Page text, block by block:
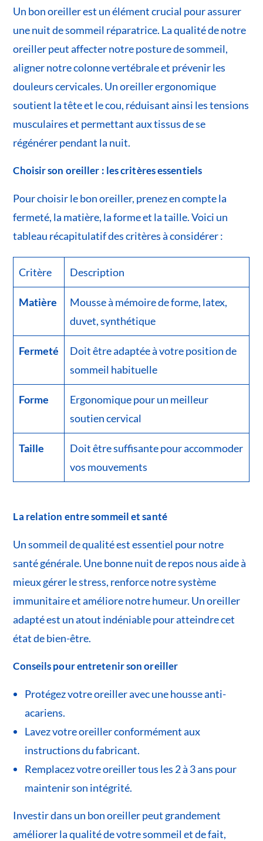
Un bon oreiller est un élément crucial pour assurer
une nuit de sommeil réparatrice. La qualité de notre
oreiller peut affecter notre posture de sommeil,
aligner notre colonne vertébrale et prévenir les
douleurs cervicales. Un oreiller ergonomique
soutient la tête et le cou, réduisant ainsi les tensions
musculaires et permettant aux tissus de se
régénérer pendant la nuit.
Choisir son oreiller : les critères essentiels
Pour choisir le bon oreiller, prenez en compte la
fermeté, la matière, la forme et la taille. Voici un
tableau récapitulatif des critères à considérer :
Critère Description
Matière
Mousse à mémoire de forme, latex,
duvet, synthétique
Fermeté
Doit être adaptée à votre position de
sommeil habituelle
Forme
Ergonomique pour un meilleur
soutien cervical
Taille
Doit être suffisante pour accommoder
vos mouvements
La relation entre sommeil et santé
Un sommeil de qualité est essentiel pour notre
santé générale. Une bonne nuit de repos nous aide à
mieux gérer le stress, renforce notre système
immunitaire et améliore notre humeur. Un oreiller
adapté est un atout indéniable pour atteindre cet
état de bien-être.
Conseils pour entretenir son oreiller
Protégez votre oreiller avec une housse anti-
acariens.
Lavez votre oreiller conformément aux
instructions du fabricant.
Remplacez votre oreiller tous les 2 à 3 ans pour
maintenir son intégrité.
Investir dans un bon oreiller peut grandement
améliorer la qualité de votre sommeil et de fait,